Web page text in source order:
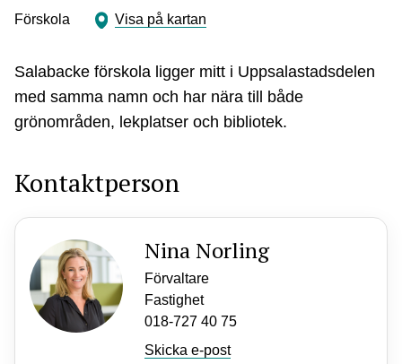
Förskola Visa på kartan
Salabacke förskola ligger mitt i Uppsalastadsdelen
med samma namn och har nära till både
grönområden, lekplatser och bibliotek.
Kontaktperson
Nina Norling
Förvaltare
Fastighet
018-727 40 75
Skicka e-post